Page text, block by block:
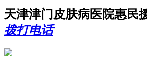
天津津门皮肤病医院惠民
拨打电话